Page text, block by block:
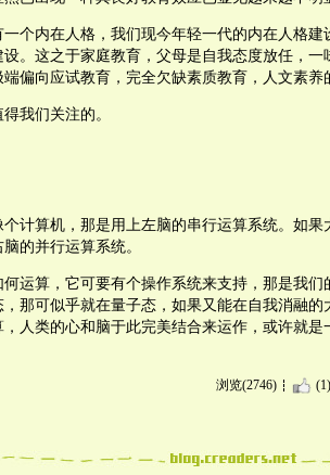
一个内在人格，我们现今年轻一代的内在人格
。这之于家庭教育，父母是自我态度放任，
偏向应试教育，完全欠缺素质教育，人文素养
我们关注的。
计算机，那是用上左脑的串行运算系统。如
的并行运算系统。
运算，它可要有个操作系统来支持，那是我
那可似乎就在量子态，如果又能在自我消融的
人类的心和脑于此完美结合来运作，或许就是
浏览(2746) (1)